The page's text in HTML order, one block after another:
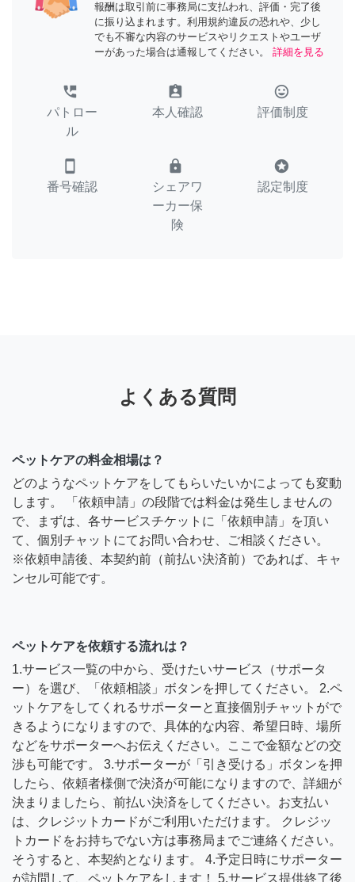
報酬は取引前に事務局に支払われ、評価・完了後
に振り込まれます。利用規約違反の恐れや、少し
でも不審な内容のサービスやリクエストやユーザ
ーがあった場合は通報してください。
詳細を見る
perm_phone_msg
パトロー
ル
assignment_ind
本人確認
tag_faces
評価制度
smartphone
番号確認
lock
シェアワ
ーカー保
険
stars
認定制度
よくある質問
ペットケアの料金相場は？
どのようなペットケアをしてもらいたいかによっても変動
します。 「依頼申請」の段階では料金は発生しませんの
で、まずは、各サービスチケットに「依頼申請」を頂い
て、個別チャットにてお問い合わせ、ご相談ください。
※依頼申請後、本契約前（前払い決済前）であれば、キャ
ンセル可能です。
ペットケアを依頼する流れは？
1.サービス一覧の中から、受けたいサービス（サポータ
ー）を選び、「依頼相談」ボタンを押してください。 2.ペ
ットケアをしてくれるサポーターと直接個別チャットがで
きるようになりますので、具体的な内容、希望日時、場所
などをサポーターへお伝えください。ここで金額などの交
渉も可能です。 3.サポーターが「引き受ける」ボタンを押
したら、依頼者様側で決済が可能になりますので、詳細が
決まりましたら、前払い決済をしてください。お支払い
は、クレジットカードがご利用いただけます。 クレジッ
トカードをお持ちでない方は事務局までご連絡ください。
そうすると、本契約となります。 4.予定日時にサポーター
が訪問して、ペットケアをします！ 5.サービス提供終了後